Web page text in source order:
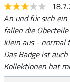
An und für sich
fallen die
klein aus - normal
Das Badge ist
Kollektionen hat